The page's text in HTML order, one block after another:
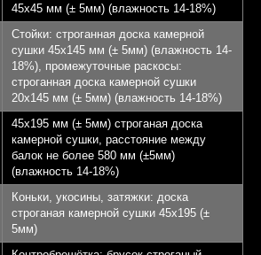
45х45 мм (± 5мм) (влажность 14-18%)
Стойки: строганная доска камерной
сушки 45х145 мм (± 5мм) (влажность 14-
18%), промежуточные раскосы:
строганная доска камерной сушки
20х145 мм (± 5мм) (влажность 14-18%)
45х195 мм (± 5мм) строганая доска
камерной сушки, расстояние между
балок не более 580 мм (±5мм)
(влажность 14-18%)
Коньки, укосины, затяжки: доска
строганая камерной сушки 45х195 (±
5мм)